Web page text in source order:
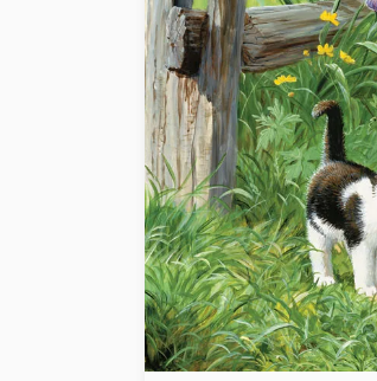
Accessoires
Puzzles en bois
Peinture au numéro